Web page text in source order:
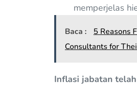
memperjelas
Baca :
5 Reasons
Consultants for
Inflasi jabatan